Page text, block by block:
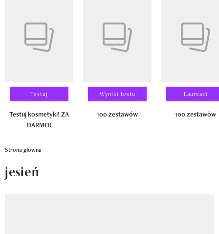
Wizaz Summer Influ School
Mój profil / Zarejestruj się
Testuj
Testuj kosmetyki! ZA
DARMO!
Wyniki testu
100 zestawów
Laureaci
100 zestawów
Strona główna
jesień